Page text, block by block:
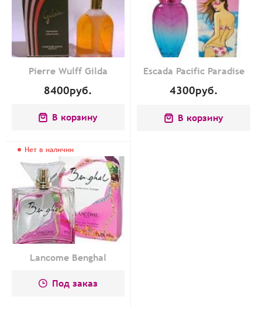
Pierre Wulff Gilda
8400руб.
В корзину
Escada Pacific Paradise
4300руб.
В корзину
Нет в наличии
Lancome Benghal
Под заказ